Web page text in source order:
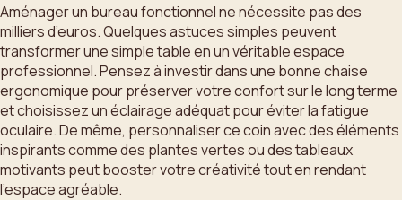
Aménager un bureau fonctionnel ne nécessite pas des
milliers d’euros. Quelques astuces simples peuvent
transformer une simple table en un véritable espace
professionnel. Pensez à investir dans une bonne chaise
ergonomique pour préserver votre confort sur le long terme
et choisissez un éclairage adéquat pour éviter la fatigue
oculaire. De même, personnaliser ce coin avec des éléments
inspirants comme des plantes vertes ou des tableaux
motivants peut booster votre créativité tout en rendant
l’espace agréable.